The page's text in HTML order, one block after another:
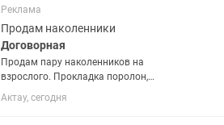
Реклама
Продам наколенники
Договорная
Продам пару наколенников на
взрослого. Прокладка поролон,
черного цвета.
Актау, сегодня